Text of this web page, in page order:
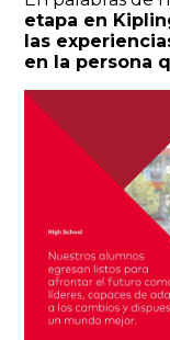
etapa en
las
en la persona